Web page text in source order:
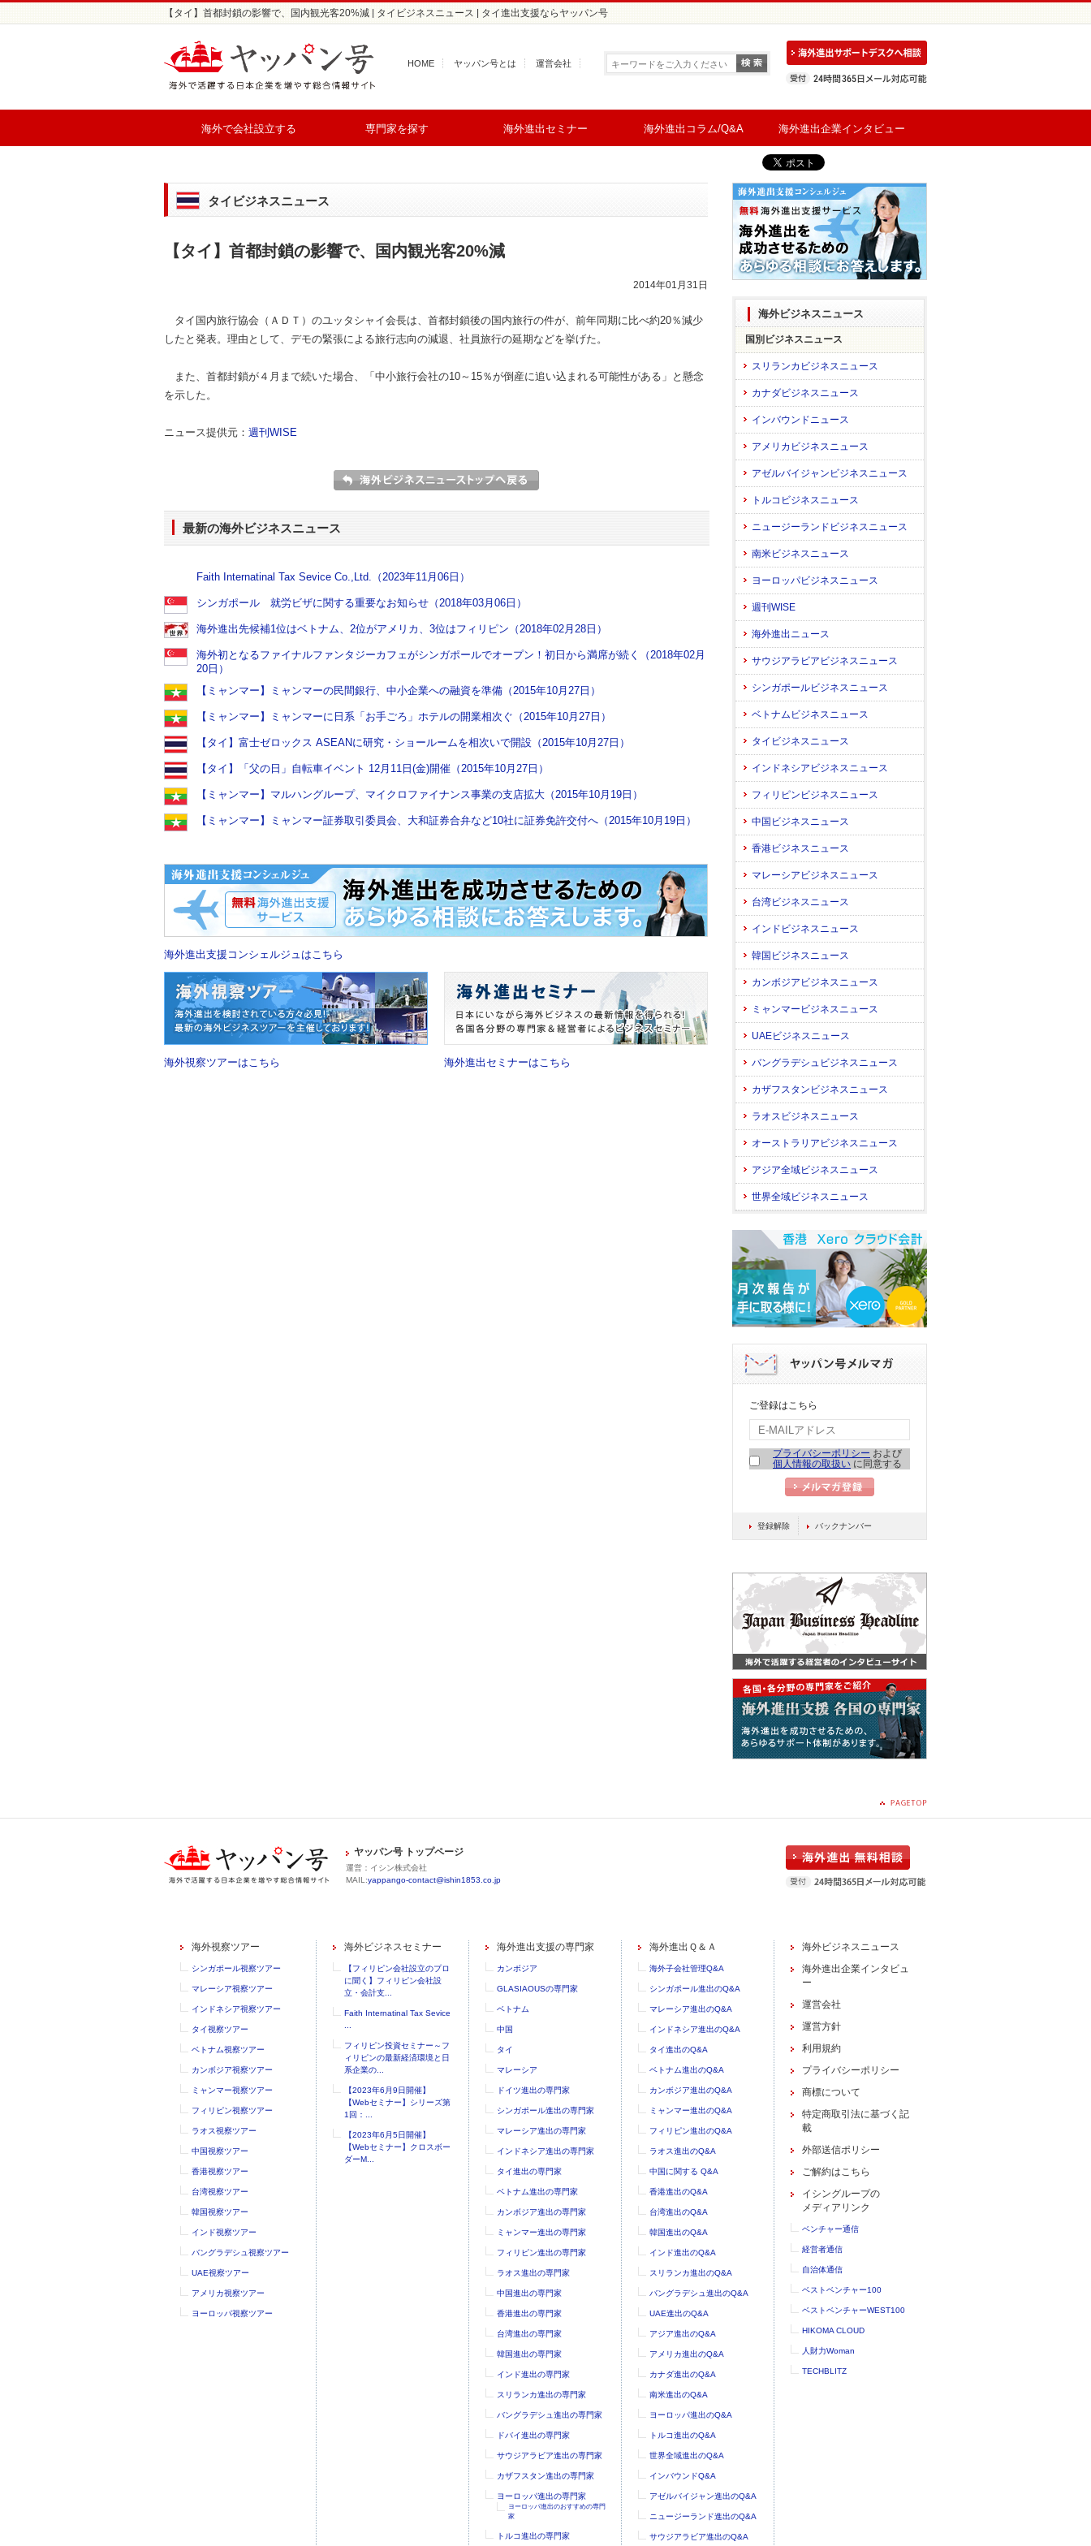
【タイ】首都封鎖の影響で、国内観光客20%減 | タイビジネスニュース | タイ進出支援ならヤッパン号
HOME ヤッパン号とは 運営会社
海外で会社設立する 専門家を探す 海外進出セミナー 海外進出コラム/Q&A 海外進出企業インタビュー
タイビジネスニュース
【タイ】首都封鎖の影響で、国内観光客20%減
2014年01月31日
タイ国内旅行協会（ＡＤＴ）のユッタシャイ会長は、首都封鎖後の国内旅行の件が、前年同期に比べ約20％減少
したと発表。理由として、デモの緊張による旅行志向の減退、社員旅行の延期などを挙げた。
また、首都封鎖が４月まで続いた場合、「中小旅行会社の10～15％が倒産に追い込まれる可能性がある」と懸念
を示した。
ニュース提供元： 週刊WISE
最新の海外ビジネスニュース
Faith Internatinal Tax Sevice Co.,Ltd.（2023年11月06日）
シンガポール 就労ビザに関する重要なお知らせ（2018年03月06日）
海外進出先候補1位はベトナム、2位がアメリカ、3位はフィリピン（2018年02月28日）
海外初となるファイナルファンタジーカフェがシンガポールでオープン！初日から満席が続く（2018年02月
20日）
【ミャンマー】ミャンマーの民間銀行、中小企業への融資を準備（2015年10月27日）
【ミャンマー】ミャンマーに日系「お手ごろ」ホテルの開業相次ぐ（2015年10月27日）
【タイ】富士ゼロックス ASEANに研究・ショールームを相次いで開設（2015年10月27日）
【タイ】「父の日」自転車イベント 12月11日(金)開催（2015年10月27日）
【ミャンマー】マルハングループ、マイクロファイナンス事業の支店拡大（2015年10月19日）
【ミャンマー】ミャンマー証券取引委員会、大和証券合弁など10社に証券免許交付へ（2015年10月19日）
海外進出支援コンシェルジュはこちら
海外視察ツアーはこちら 海外進出セミナーはこちら
海外ビジネスニュース
国別ビジネスニュース
スリランカビジネスニュース
カナダビジネスニュース
インバウンドニュース
アメリカビジネスニュース
アゼルバイジャンビジネスニュース
トルコビジネスニュース
ニュージーランドビジネスニュース
南米ビジネスニュース
ヨーロッパビジネスニュース
週刊WISE
海外進出ニュース
サウジアラビアビジネスニュース
シンガポールビジネスニュース
ベトナムビジネスニュース
タイビジネスニュース
インドネシアビジネスニュース
フィリピンビジネスニュース
中国ビジネスニュース
香港ビジネスニュース
マレーシアビジネスニュース
台湾ビジネスニュース
インドビジネスニュース
韓国ビジネスニュース
カンボジアビジネスニュース
ミャンマービジネスニュース
UAEビジネスニュース
バングラデシュビジネスニュース
カザフスタンビジネスニュース
ラオスビジネスニュース
オーストラリアビジネスニュース
アジア全域ビジネスニュース
世界全域ビジネスニュース
ご登録はこちら
プライバシーポリシー および
個人情報の取扱い に同意する
登録解除 バックナンバー
ヤッパン号 トップページ
運営：イシン株式会社
MAIL:yappango-contact@ishin1853.co.jp
海外視察ツアー
シンガポール視察ツアー
マレーシア視察ツアー
インドネシア視察ツアー
タイ視察ツアー
ベトナム視察ツアー
カンボジア視察ツアー
ミャンマー視察ツアー
フィリピン視察ツアー
ラオス視察ツアー
中国視察ツアー
香港視察ツアー
台湾視察ツアー
韓国視察ツアー
インド視察ツアー
バングラデシュ視察ツアー
UAE視察ツアー
アメリカ視察ツアー
ヨーロッパ視察ツアー
海外ビジネスセミナー
【フィリピン会社設立のプロ
に聞く】フィリピン会社設
立・会計支...
Faith Internatinal Tax Sevice
フィリピン投資セミナー～フ
ィリピンの最新経済環境と日
系企業の...
【2023年6月9日開催】
【Webセミナー】シリーズ第
1回：...
【2023年6月5日開催】
【Webセミナー】クロスボー
ダーM...
海外進出支援の専門家
カンボジア
GLASIAOUSの専門家
ベトナム
中国
タイ
マレーシア
ドイツ進出の専門家
シンガポール進出の専門家
マレーシア進出の専門家
インドネシア進出の専門家
タイ進出の専門家
ベトナム進出の専門家
カンボジア進出の専門家
ミャンマー進出の専門家
フィリピン進出の専門家
ラオス進出の専門家
中国進出の専門家
香港進出の専門家
台湾進出の専門家
韓国進出の専門家
インド進出の専門家
スリランカ進出の専門家
バングラデシュ進出の専門家
ドバイ進出の専門家
サウジアラビア進出の専門家
カザフスタン進出の専門家
ヨーロッパ進出の専門家
ヨーロッパ進出のおすすめの専門
家
トルコ進出の専門家
海外進出Ｑ＆Ａ
海外子会社管理Q&A
シンガポール進出のQ&A
マレーシア進出のQ&A
インドネシア進出のQ&A
タイ進出のQ&A
ベトナム進出のQ&A
カンボジア進出のQ&A
ミャンマー進出のQ&A
フィリピン進出のQ&A
ラオス進出のQ&A
中国に関する Q&A
香港進出のQ&A
台湾進出のQ&A
韓国進出のQ&A
インド進出のQ&A
スリランカ進出のQ&A
バングラデシュ進出のQ&A
UAE進出のQ&A
アジア進出のQ&A
アメリカ進出のQ&A
カナダ進出のQ&A
南米進出のQ&A
ヨーロッパ進出のQ&A
トルコ進出のQ&A
世界全域進出のQ&A
インバウンドQ&A
アゼルバイジャン進出のQ&A
ニュージーランド進出のQ&A
サウジアラビア進出のQ&A
海外ビジネスニュース
海外進出企業インタビュ
ー
運営会社
運営方針
利用規約
プライバシーポリシー
商標について
特定商取引法に基づく記
載
外部送信ポリシー
ご解約はこちら
イシングループの
メディアリンク
ベンチャー通信
経営者通信
自治体通信
ベストベンチャー100
ベストベンチャーWEST100
HIKOMA CLOUD
人財力Woman
TECHBLITZ